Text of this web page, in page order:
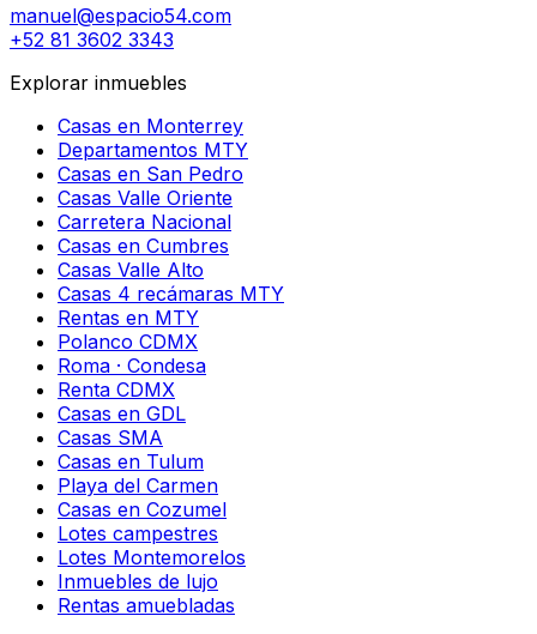
manuel@espacio54.com
+52 81 3602 3343
Explorar inmuebles
Casas en Monterrey
Departamentos MTY
Casas en San Pedro
Casas Valle Oriente
Carretera Nacional
Casas en Cumbres
Casas Valle Alto
Casas 4 recámaras MTY
Rentas en MTY
Polanco CDMX
Roma · Condesa
Renta CDMX
Casas en GDL
Casas SMA
Casas en Tulum
Playa del Carmen
Casas en Cozumel
Lotes campestres
Lotes Montemorelos
Inmuebles de lujo
Rentas amuebladas